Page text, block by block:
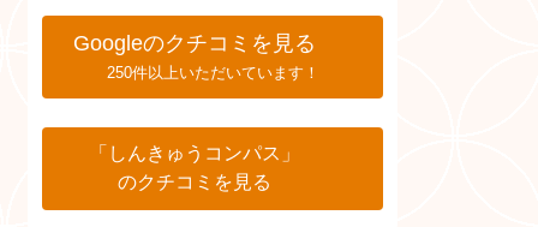
Googleのクチコミを見る
250件以上いただいています！
「しんきゅうコンパス」
のクチコミを見る